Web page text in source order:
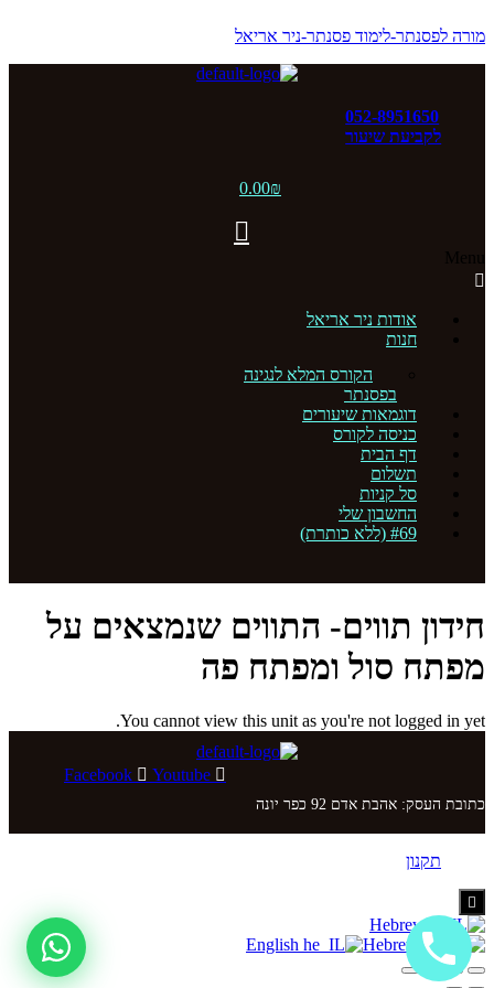
מורה לפסנתר-לימוד פסנתר-ניר אריאל
052-8951650
לקביעת שיעור
0.00₪
אודות ניר אריאל
חנות
הקורס המלא לנגינה
בפסנתר
דוגמאות שיעורים
כניסה לקורס
דף הבית
תשלום
סל קניות
החשבון שלי
#69 (ללא כותרת)
חידון תווים- התווים שנמצאים על
מפתח סול ומפתח פה
You cannot view this unit as you're not logged in yet.
Facebook Youtube
כתובת העסק: אהבת אדם 92 כפר יונה
תקנון
Hamburger
Toggle
Menu
Hebrew
English
Hebrew